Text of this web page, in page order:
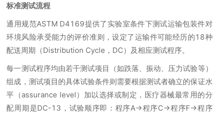
标准测试流程
通用规范ASTM D4169提供了实验室条件下测试运输包装件对
环境风险承受能力的评价准则，设定了运输件可能经历的18种
配送周期（Distribution Cycle，DC）及相应测试程序。
每一测试程序均由若干测试项目（如跌落、振动、压力试验等）
组成，测试项目的具体试验条件则需要根据测试者确立的保证水
平（assurance level）加以选择或制定，医疗器械最常用的分
配周期是DC-13，试验顺序即：程序A→程序C→程序F→程序